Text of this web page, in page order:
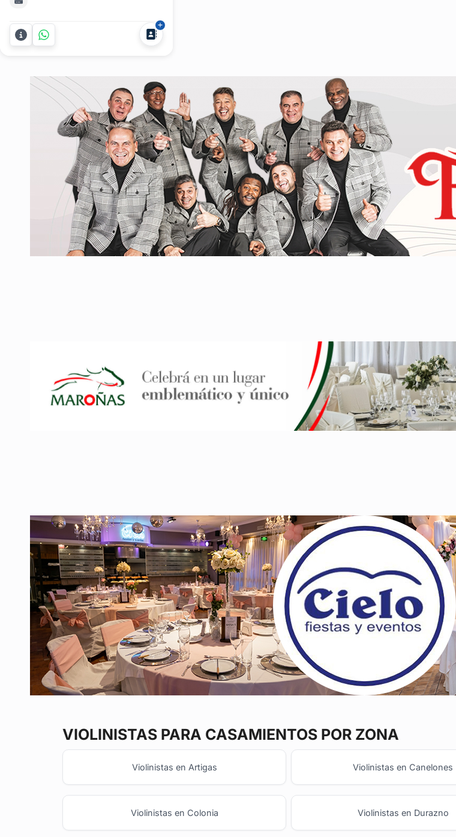
quede en la memoria de todos?
Edison Mouriño no solo interpreta:
te asesora, propone y diseña un
recorrido musical que se adapta al
salón o en chacra, con...
VIOLINISTAS PARA CASAMIENTOS POR ZONA
Violinistas en Artigas Violinistas en Canelones
Violinistas en Colonia Violinistas en Durazno